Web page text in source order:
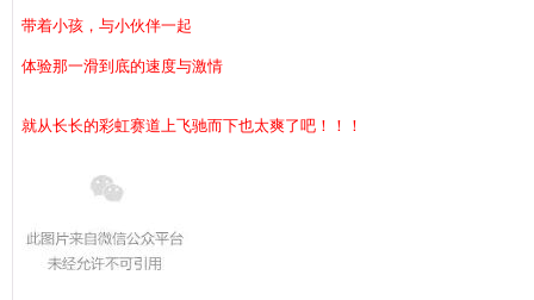
带着小孩，与小伙伴一起
体验那一滑到底的速度与激情
就从长长的彩虹赛道上飞驰而下也太爽了吧！ ！ ！